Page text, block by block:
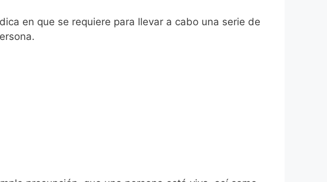
en que se requiere para llevar a cabo una serie de